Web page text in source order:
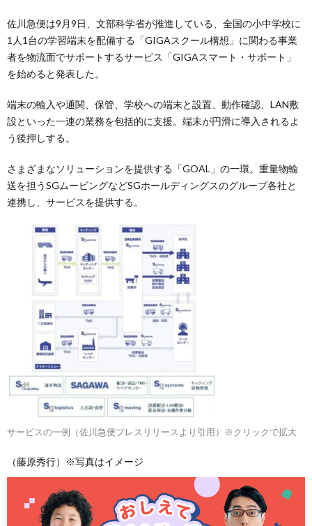
佐川急便は9月9日、文部科学省が推進している、全国の小中学校に
1人1台の学習端末を配備する「GIGAスクール構想」に関わる事業
者を物流面でサポートするサービス「GIGAスマート・サポート」
を始めると発表した。
端末の輸入や通関、保管、学校への端末と設置、動作確認、LAN敷
設といった一連の業務を包括的に支援。端末が円滑に導入されるよ
う後押しする。
さまざまなソリューションを提供する「GOAL」の一環。重量物輸
送を担うSGムービングなどSGホールディングスのグループ各社と
連携し、サービスを提供する。
サービスの一例（佐川急便プレスリリースより引用）※クリックで拡大
（藤原秀行）※写真はイメージ